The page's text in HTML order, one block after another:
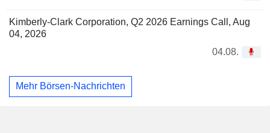
Kimberly-Clark Corporation, Q2 2026 Earnings Call, Aug
04, 2026
04.08.
Mehr Börsen-Nachrichten